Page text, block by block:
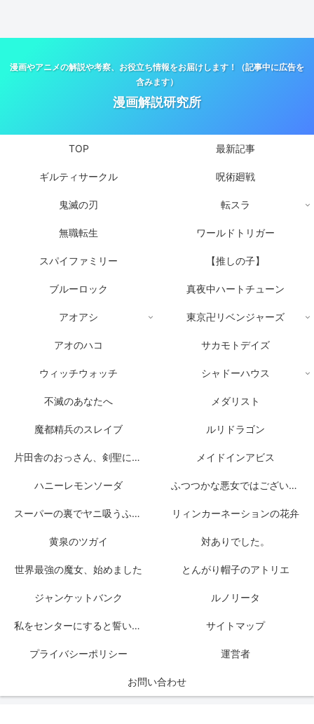
漫画やアニメの解説や考察、お役立ち情報をお届けします！（記事中に広告を
含みます）
漫画解説研究所
TOP 最新記事
ギルティサークル 呪術廻戦
鬼滅の刃 転スラ
無職転生 ワールドトリガー
スパイファミリー 【推しの子】
ブルーロック 真夜中ハートチューン
アオアシ 東京卍リベンジャーズ
アオのハコ サカモトデイズ
ウィッチウォッチ シャドーハウス
不滅のあなたへ メダリスト
魔都精兵のスレイブ ルリドラゴン
片田舎のおっさん、剣聖になる メイドインアビス
ハニーレモンソーダ ふつつかな悪女ではございますが
スーパーの裏でヤニ吸うふたり リィンカーネーションの花弁
黄泉のツガイ 対ありでした。
世界最強の魔女、始めました とんがり帽子のアトリエ
ジャンケットバンク ルノリータ
私をセンターにすると誓いますか？ サイトマップ
プライバシーポリシー 運営者
お問い合わせ